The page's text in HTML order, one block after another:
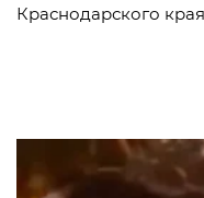
Краснодарского